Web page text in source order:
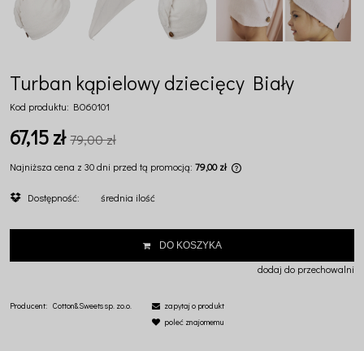
Turban kąpielowy dziecięcy Biały
Kod produktu: BO60101
67,15 zł 79,00 zł
Najniższa cena z 30 dni przed tą promocją: 79,00 zł
sprzedaży.
Dostępność: średnia ilość
DO KOSZYKA
dodaj do przechowalni
Producent: Cotton&Sweets sp. zo.o.
zapytaj o produkt
poleć znajomemu